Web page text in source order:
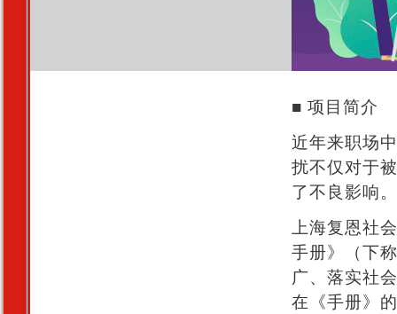
■ 项目简介
近年来职场
扰不仅对于
了不良影响。
上海复恩社
手册》（下
广、落实社
在《手册》